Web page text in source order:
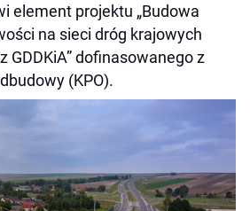
element projektu „Budowa
na sieci dróg krajowych
GDDKiA” dofinasowanego z
(KPO).